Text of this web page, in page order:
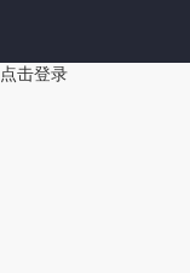
点击登录